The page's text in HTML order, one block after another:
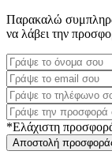
Παρακαλώ
να λάβει την
*Ελάχιστη
Αποστολή